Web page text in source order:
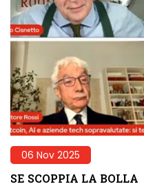
06 Nov 2025
SE SCOPPIA LA BOLLA